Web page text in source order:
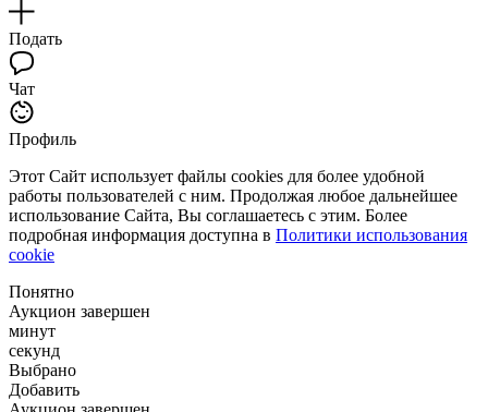
Подать
Чат
Профиль
Этот Сайт использует файлы cookies для более удобной
работы пользователей с ним. Продолжая любое дальнейшее
использование Сайта, Вы соглашаетесь с этим. Более
подробная информация доступна в Политики использования
cookie
Понятно
Аукцион завершен
минут
секунд
Выбрано
Добавить